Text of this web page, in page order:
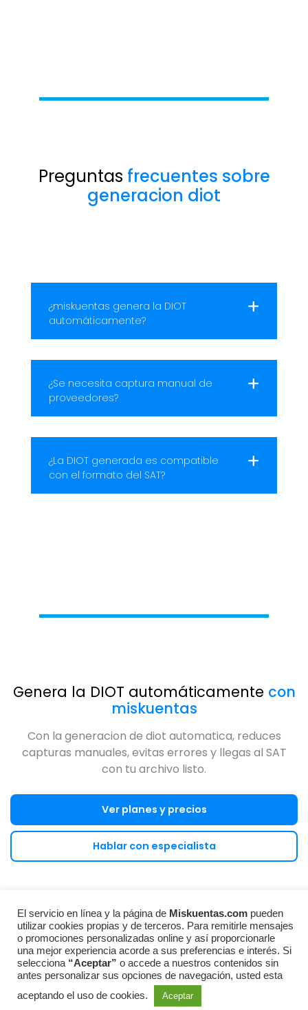
Preguntas frecuentes sobre
generacion diot
¿miskuentas genera la DIOT
automáticamente?
¿Se necesita captura manual de
proveedores?
¿La DIOT generada es compatible
con el formato del SAT?
Genera la DIOT automáticamente con
miskuentas
Con la generacion de diot automatica, reduces
capturas manuales, evitas errores y llegas al SAT
con tu archivo listo.
Ver planes y precios
Hablar con especialista
REDES SOCIALES
© 2026 miskuentas México
El servicio en línea y la página de Miskuentas.com pueden
utilizar cookies propias y de terceros. Para remitirle mensajes
o promociones personalizadas online y así proporcionarle
una mejor experiencia acorde a sus preferencias e interés. Si
selecciona “Aceptar” o accede a nuestros contenidos sin
antes personalizar sus opciones de navegación, usted esta
aceptando el uso de cookies.
Aceptar